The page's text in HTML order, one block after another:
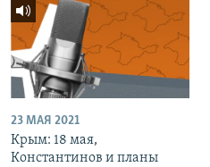
23 МАЯ 2021
Крым: 18 мая,
Константинов и планы